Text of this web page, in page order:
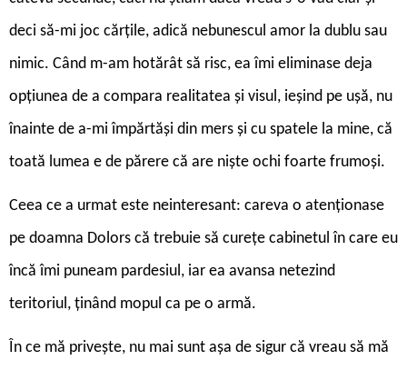
deci să-mi joc cărțile, adică nebunescul amor la dublu sau
nimic. Când m-am hotărât să risc, ea îmi eliminase deja
opțiunea de a compara realitatea și visul, ieșind pe ușă, nu
înainte de a-mi împărtăși din mers și cu spatele la mine, că
toată lumea e de părere că are niște ochi foarte frumoși.
Ceea ce a urmat este neinteresant: careva o atenționase
pe doamna Dolors că trebuie să curețe cabinetul în care eu
încă îmi puneam pardesiul, iar ea avansa netezind
teritoriul, ținând mopul ca pe o armă.
În ce mă privește, nu mai sunt așa de sigur că vreau să mă